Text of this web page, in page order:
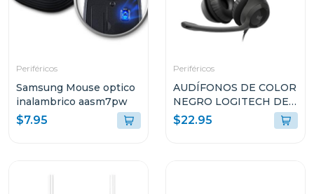
Periféricos
Samsung Mouse optico
inalambrico aasm7pw
$7.95
Periféricos
AUDÍFONOS DE COLOR
NEGRO LOGITECH DE
CABLE USB TIPO-A
CON MICROFONO
$22.95